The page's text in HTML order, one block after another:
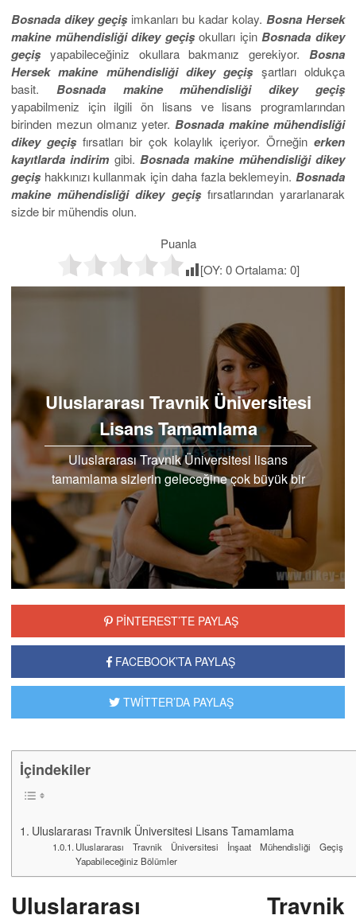
Bosnada dikey geçişimkanları bu kadar kolay. Bosna Hersek
makine mühendisliği dikey geçişokulları için Bosnada dikey
geçişyapabileceğiniz okullara bakmanız gerekiyor. Bosna
Hersek makine mühendisliği dikey geçişşartları oldukça
basit. Bosnada makine mühendisliği dikey geçiş
yapabilmeniz için ilgili ön lisans ve lisans programlarından
birinden mezun olmanız yeter. Bosnada makine mühendisliği
dikey geçişfırsatları bir çok kolaylık içeriyor. Örneğin erken
kayıtlarda indirim gibi. Bosnada makine mühendisliği dikey
geçişhakkınızı kullanmak için daha fazla beklemeyin. Bosnada
makine mühendisliği dikey geçişfırsatlarından yararlanarak
sizde bir mühendis olun.
Puanla
[OY: 0Ortalama: 0]
Uluslararası Travnik Üniversitesi
Lisans Tamamlama
Uluslararası Travnik Üniversitesi lisans
tamamlama sizlerin geleceğine çok büyük bir
katkı sağlayacaktır. Lisans eğitimi almış sağlam
kariyerli bir birey..
PİNTEREST’TE PAYLAŞ
FACEBOOK’TA PAYLAŞ
TWİTTER’DA PAYLAŞ
İçindekiler
Uluslararası Travnik Üniversitesi Lisans Tamamlama
UIuslararası Travnik Üniversitesi İnşaat Mühendisliği Geçiş
Yapabileceğiniz Bölümler
Uluslararası Travnik